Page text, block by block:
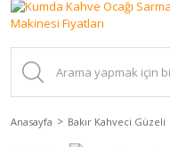
Anasayfa Bakır Kahveci Güzeli